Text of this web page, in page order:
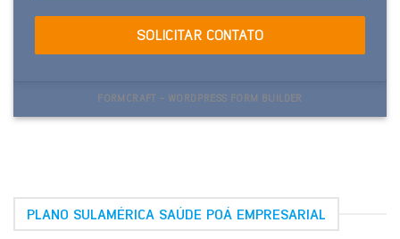
SOLICITAR CONTATO
FORMCRAFT - WORDPRESS FORM BUILDER
PLANO SULAMÉRICA SAÚDE POÁ EMPRESARIAL